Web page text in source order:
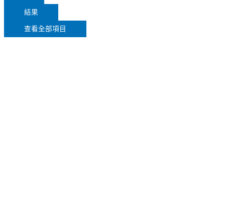
結果
查看全部項目